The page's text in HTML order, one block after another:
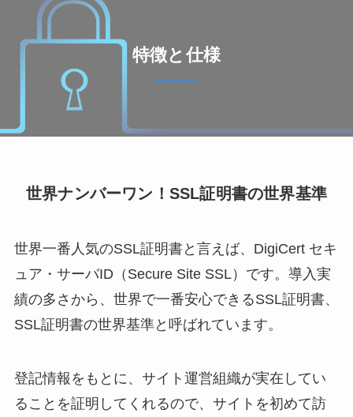
特徴と仕様
世界ナンバーワン！SSL証明書の世界基準
世界一番人気のSSL証明書と言えば、DigiCert セキ
ュア・サーバID（Secure Site SSL）です。導入実
績の多さから、世界で一番安心できるSSL証明書、
SSL証明書の世界基準と呼ばれています。
登記情報をもとに、サイト運営組織が実在してい
ることを証明してくれるので、サイトを初めて訪